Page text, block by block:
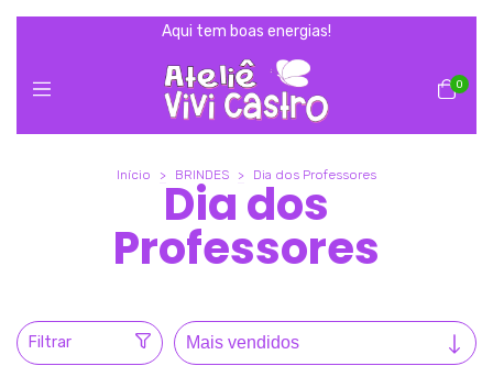
Aqui tem boas energias!
0
Início > BRINDES > Dia dos Professores
Dia dos
Professores
Filtrar